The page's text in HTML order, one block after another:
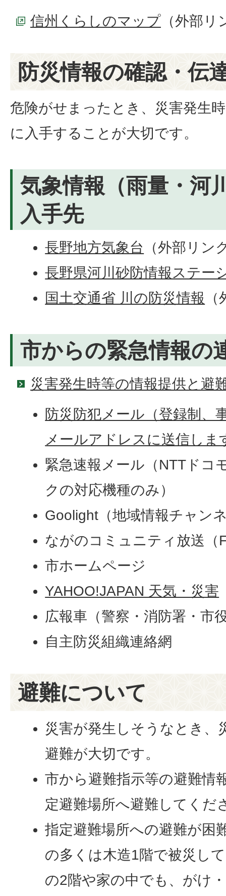
信州くらしのマップ （外部リ
防災情報の確認・伝
危険がせまったとき、災害発生
に入手することが大切です。
気象情報（雨量・河
入手先
長野地方気象台
（外部リン
長野県河川砂防情報ステー
国土交通省 川の防災情報
市からの緊急情報の
災害発生時等の情報提供と避
防災防犯メール（登録制、
メールアドレスに送信しま
緊急速報メール（NTTドコ
クの対応機種のみ）
Goolight（地域情報チャン
ながのコミュニティ放送（
市ホームページ
YAHOO!JAPAN 天気・災害
広報車（警察・消防署・市
自主防災組織連絡網
避難について
災害が発生しそうなとき、
避難が大切です。
市から避難指示等の避難情
定避難場所へ避難してくだ
指定避難場所への避難が困
の多くは木造1階で被災し
の2階や家の中でも、がけ